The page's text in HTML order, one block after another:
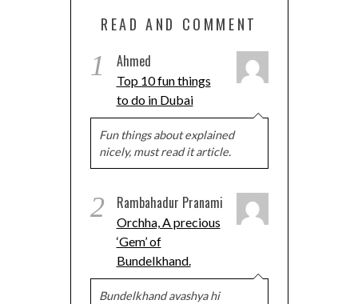
READ AND COMMENT
1 Ahmed
Top 10 fun things
to do in Dubai
Fun things about explained
nicely, must read it article.
2 Rambahadur Pranami
Orchha, A precious
‘Gem’ of
Bundelkhand.
Bundelkhand avashya hi